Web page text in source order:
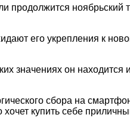
продолжится ноябрьский
его укрепления к
значениях он находится
сбора на
купить себе